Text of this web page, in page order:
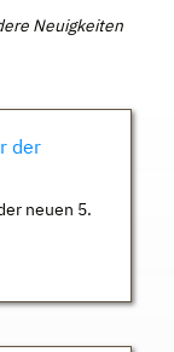
Neuigkeiten
der
neuen 5.